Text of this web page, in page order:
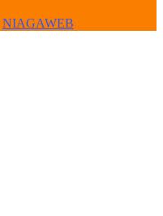
NIAGAWEB